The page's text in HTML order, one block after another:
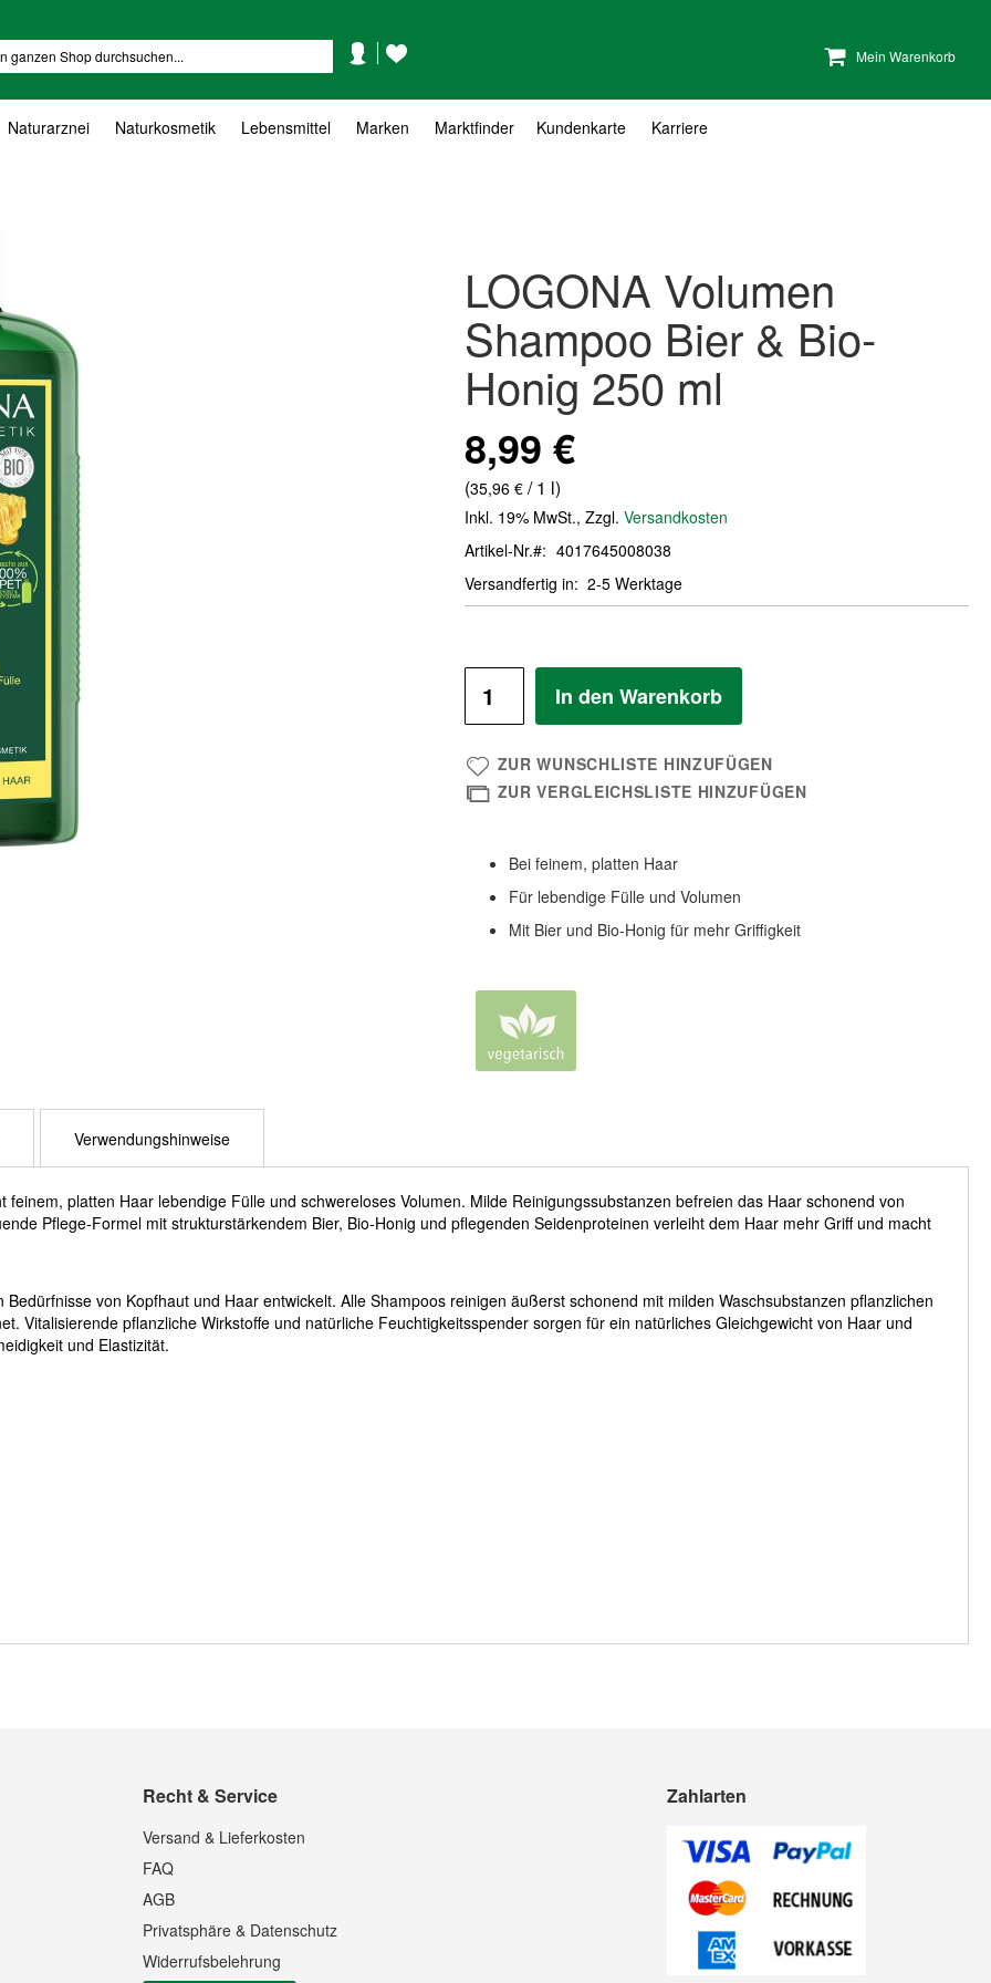
Mein Warenkorb
KontoWunschzettel
Naturarznei Naturkosmetik Lebensmittel Marken Marktfinder Kundenkarte Karriere
LOGONA Volumen
Shampoo Bier & Bio-
Honig 250 ml
8,99 €
(35,96 €/ 1 l)
Inkl. 19% MwSt., Zzgl. Versandkosten
Artikel-Nr.
4017645008038
Versandfertig in
2-5 Werktage
In den Warenkorb
ZUR WUNSCHLISTE HINZUFÜGEN
ZUR VERGLEICHSLISTE HINZUFÜGEN
Bei feinem, platten Haar
Für lebendige Fülle und Volumen
Mit Bier und Bio-Honig für mehr Griffigkeit
feinem, platten Haar lebendige Fülle und schwereloses Volumen. Milde Reinigungssubstanzen befreien das Haar schonend von
Pflege-Formel mit strukturstärkendem Bier, Bio-Honig und pflegenden Seidenproteinen verleiht dem Haar mehr Griff und macht
von Kopfhaut und Haar entwickelt. Alle Shampoos reinigen äußerst schonend mit milden Waschsubstanzen pflanzlichen
Vitalisierende pflanzliche Wirkstoffe und natürliche Feuchtigkeitsspender sorgen für ein natürliches Gleichgewicht von Haar und
und Elastizität.
Verwendungshinweise
Recht & Service
Versand & Lieferkosten
FAQ
AGB
Privatsphäre & Datenschutz
Widerrufsbelehrung
Zahlarten